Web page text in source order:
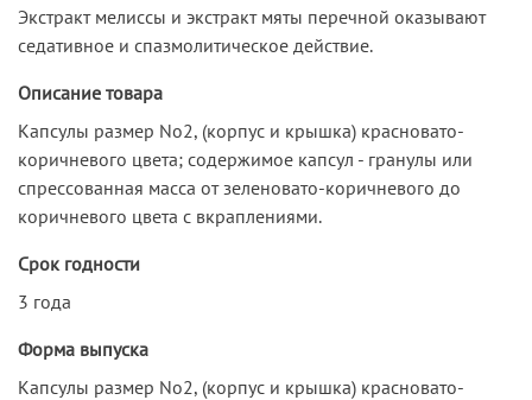
Экстракт мелиссы и экстракт мяты перечной оказывают
седативное и спазмолитическое действие.
Описание товара
Капсулы размер No2, (корпус и крышка) красновато-
коричневого цвета; содержимое капсул - гранулы или
спрессованная масса от зеленовато-коричневого до
коричневого цвета с вкраплениями.
Срок годности
3 года
Форма выпуска
Капсулы размер No2, (корпус и крышка) красновато-